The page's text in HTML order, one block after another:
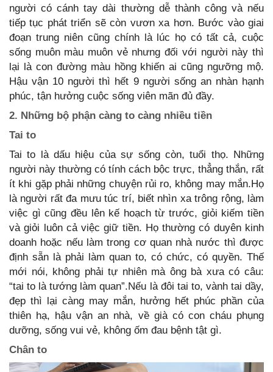
người có cánh tay dài thường dễ thành công và nếu
tiếp tục phát triển sẽ còn vươn xa hơn. Bước vào giai
đoạn trung niên cũng chính là lúc họ có tất cả, cuộc
sống muôn màu muôn vẻ nhưng đối với người này thì
lại là con đường màu hồng khiến ai cũng ngưỡng mộ.
Hậu vận 10 người thì hết 9 người sống an nhàn hạnh
phúc, tận hưởng cuộc sống viên mãn đủ đầy.
2. Những bộ phận càng to càng nhiều tiền
Tai to
Tai to là dấu hiệu của sự sống còn, tuổi thọ. Những
người này thường có tính cách bộc trực, thẳng thắn, rất
ít khi gặp phải những chuyện rủi ro, không may mắn.Họ
là người rất đa mưu túc trí, biết nhìn xa trông rộng, làm
việc gì cũng đều lên kế hoạch từ trước, giỏi kiếm tiền
và giỏi luôn cả việc giữ tiền. Họ thường có duyên kinh
doanh hoặc nếu làm trong cơ quan nhà nước thì được
định sẵn là phải làm quan to, có chức, có quyền. Thế
mới nói, không phải tự nhiên mà ông bà xưa có câu:
“tai to là tướng làm quan”.Nếu là đôi tai to, vành tai dầy,
đẹp thì lại càng may mắn, hưởng hết phúc phần của
thiên hạ, hậu vận an nhà, về già có con cháu phụng
dưỡng, sống vui vẻ, không ốm đau bệnh tật gì.
Chân to